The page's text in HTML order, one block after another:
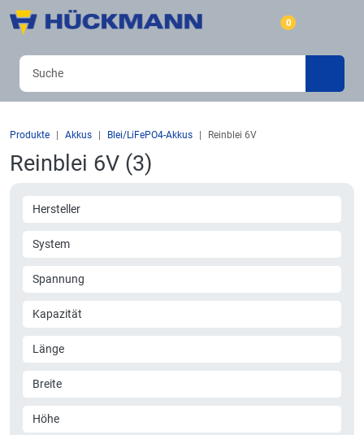
0
Produkte Akkus Blei/LiFePO4-Akkus Reinblei 6V
Reinblei 6V (3)
Hersteller
System
Spannung
Kapazität
Länge
Breite
Höhe